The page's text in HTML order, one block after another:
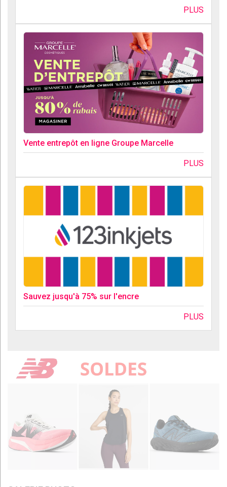
PLUS
Vente entrepôt en ligne Groupe Marcelle
PLUS
Sauvez jusqu'à 75% sur l'encre
PLUS